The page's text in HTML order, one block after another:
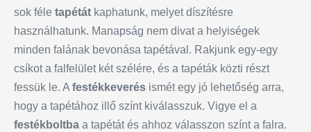
sok féle tapétát kaphatunk, melyet díszítésre
használhatunk. Manapság nem divat a helyiségek
minden falának bevonása tapétával. Rakjunk egy-egy
csíkot a falfelület két szélére, és a tapéták közti részt
fessük le. A festékkeverés ismét egy jó lehetőség arra,
hogy a tapétához illő színt kiválasszuk. Vigye el a
festékboltba a tapétát és ahhoz válasszon színt a falra.